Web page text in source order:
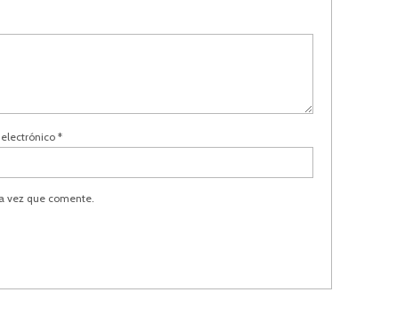
electrónico*
vez que comente.